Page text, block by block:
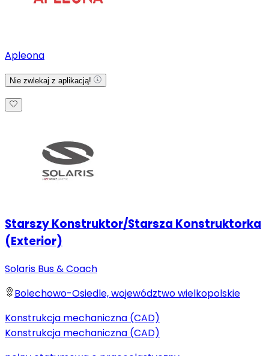
Apleona
Nie zwlekaj z aplikacją!
Starszy Konstruktor/Starsza Konstruktorka
(Exterior)
Solaris Bus & Coach
Bolechowo-Osiedle, województwo wielkopolskie
Konstrukcja mechaniczna (CAD)
Konstrukcja mechaniczna (CAD)